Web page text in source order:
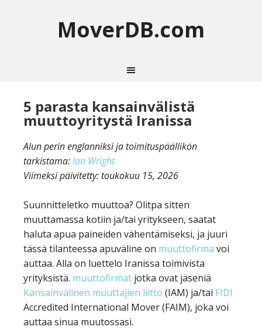
MoverDB.com
5 parasta kansainvälistä
muuttoyritystä Iranissa
Alun perin englanniksi ja toimituspäällikön
tarkistama:Ian Wright
Viimeksi päivitetty:toukokuu 15, 2026
Suunnitteletko muuttoa? Olitpa sitten
muuttamassa kotiin ja/tai yritykseen, saatat
haluta apua paineiden vähentämiseksi, ja juuri
tässä tilanteessa apuväline on muuttofirma voi
auttaa. Alla on luettelo Iranissa toimivista
yrityksistä. muuttofirmat jotka ovat jäseniä
Kansainvälinen muuttajien liitto (IAM) ja/tai FIDI
Accredited International Mover (FAIM), joka voi
auttaa sinua muutossasi.